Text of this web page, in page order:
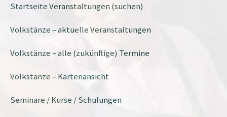
Startseite Veranstaltungen (suchen)
Volkstänze – aktuelle Veranstaltungen
Volkstänze – alle (zukünftige) Termine
Volkstänze – Kartenansicht
Seminare / Kurse / Schulungen